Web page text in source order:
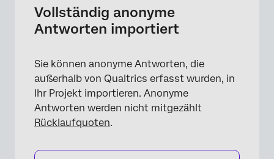
Vollständig anonyme
Antworten importiert
Sie können anonyme Antworten, die
außerhalb von Qualtrics erfasst wurden, in
Ihr Projekt importieren. Anonyme
Antworten werden nicht mitgezählt
Rücklaufquoten.